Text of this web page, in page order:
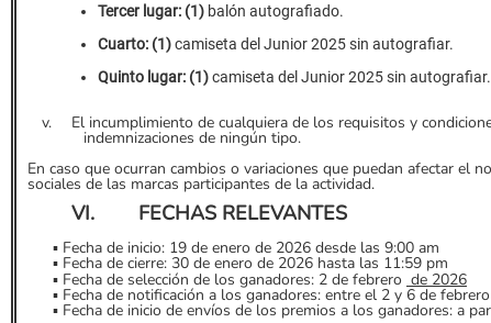
Tercer lugar: (1) balón autografiado.
Cuarto: (1)camiseta del Junior 2025 sin autografiar.
Quinto lugar: (1)camiseta del Junior 2025 sin autografiar.
v. El incumplimiento de cualquiera de los requisitos y
indemnizaciones de ningún tipo.
En caso que ocurran cambios o variaciones que puedan afectar el
sociales de las marcas participantes de la actividad.
VI. FECHAS RELEVANTES
▪ Fecha de inicio: 19 de enero de 2026 desde las 9:00 am
▪ Fecha de cierre: 30 de enero de 2026 hasta las 11:59 pm
▪ Fecha de selección de los ganadores: 2 de febrero de 2026
▪ Fecha de notificación a los ganadores: entre el 2 y 6 de febrero
▪ Fecha de inicio de envíos de los premios a los ganadores: a